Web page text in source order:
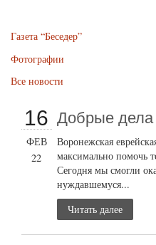
Газета “Беседер”
Фотографии
Все новости
16
ФЕВ
22
Добрые дела
Воронежская
максимально помочь
Сегодня мы смогли
нуждавшемуся...
Читать далее